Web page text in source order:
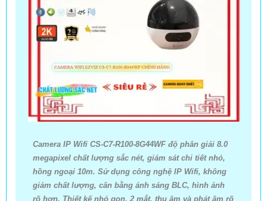
Camera IP Wifi CS-C7-R100-8G44WF độ phân giải 8.0
megapixel chất lượng sắc nét, giám sát chi tiết nhỏ,
hồng ngoại 10m. Sử dụng công nghệ IP Wifi, không
giảm chất lượng, cân bằng ánh sáng BLC, hình ảnh
rõ hơn. Thiết kế nhỏ gọn, 2 mắt, thu âm và phát âm rõ